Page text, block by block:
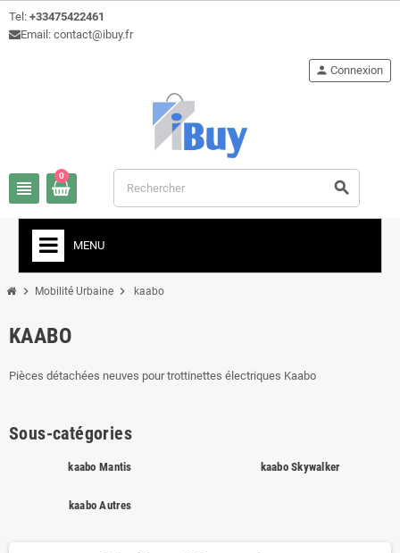
Tel: +33475422461
Email: contact@ibuy.fr
view_headline
person Connexion
0
search
MENU
chevron_right Mobilité Urbaine chevron_right kaabo
KAABO
Pièces détachées neuves pour trottinettes électriques Kaabo
Sous-catégories
kaabo Mantis kaabo Skywalker
kaabo Autres